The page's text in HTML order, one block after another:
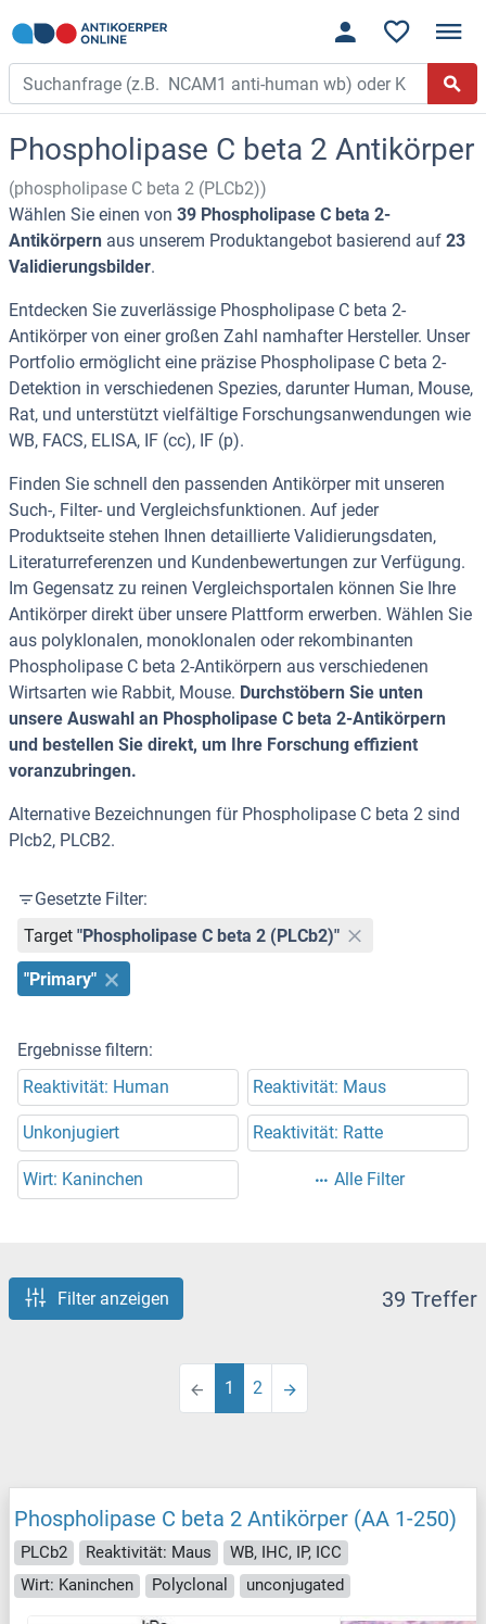
Phospholipase C beta 2 Antikörper
(phospholipase C beta 2 (PLCb2))
Wählen Sie einen von 39 Phospholipase C beta 2-
Antikörpern aus unserem Produktangebot basierend auf 23
Validierungsbilder.
Entdecken Sie zuverlässige Phospholipase C beta 2-
Antikörper von einer großen Zahl namhafter Hersteller. Unser
Portfolio ermöglicht eine präzise Phospholipase C beta 2-
Detektion in verschiedenen Spezies, darunter Human, Mouse,
Rat, und unterstützt vielfältige Forschungsanwendungen wie
WB, FACS, ELISA, IF (cc), IF (p).
Finden Sie schnell den passenden Antikörper mit unseren
Such-, Filter- und Vergleichsfunktionen. Auf jeder
Produktseite stehen Ihnen detaillierte Validierungsdaten,
Literaturreferenzen und Kundenbewertungen zur Verfügung.
Im Gegensatz zu reinen Vergleichsportalen können Sie Ihre
Antikörper direkt über unsere Plattform erwerben. Wählen Sie
aus polyklonalen, monoklonalen oder rekombinanten
Phospholipase C beta 2-Antikörpern aus verschiedenen
Wirtsarten wie Rabbit, Mouse. Durchstöbern Sie unten
unsere Auswahl an Phospholipase C beta 2-Antikörpern
und bestellen Sie direkt, um Ihre Forschung effizient
voranzubringen.
Alternative Bezeichnungen für Phospholipase C beta 2 sind
Plcb2, PLCB2.
Gesetzte Filter:
Target "Phospholipase C beta 2 (PLCb2)"
"Primary"
Ergebnisse filtern:
Reaktivität: Human
Reaktivität: Maus
Unkonjugiert Reaktivität: Ratte
Wirt: Kaninchen Alle Filter
Filter anzeigen 39 Treffer
1 2
Phospholipase C beta 2 Antikörper (AA 1-250)
PLCb2 Reaktivität: Maus
WB, IHC, IP, ICC
Wirt: Kaninchen
Polyclonal unconjugated